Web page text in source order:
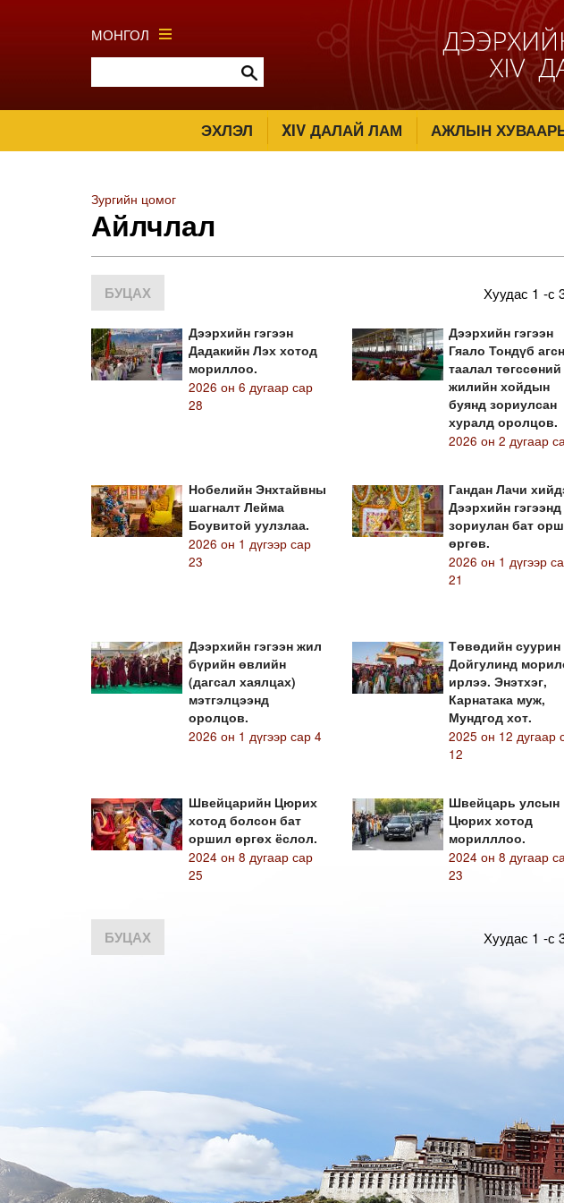
МОНГОЛ
ЭХЛЭЛ XIV ДАЛАЙ ЛАМ АЖЛЫН
Зургийн цомог
Айлчлал
БУЦАХ Хуудас 1 -с
Дээрхийн гэгээн
Дадакийн Лэх хотод
мориллоо.
2026 он 6 дугаар сар
28
Дээрхийн гэгээн
Гяало Тондүб
таалал төгссөний
жилийн хойдын
буянд зориулсан
хуралд оролцов.
2026 он 2 дугаар
Нобелийн Энхтайвны
шагналт Лейма
Боувитой уулзлаа.
2026 он 1 дүгээр сар
23
Гандан Лачи
Дээрхийн гэгээнд
зориулан бат
өргөв.
2026 он 1 дүгээр
21
Дээрхийн гэгээн жил
бүрийн өвлийн
(дагсал хаялцах)
мэтгэлцээнд
оролцов.
2026 он 1 дүгээр сар 4
Төвөдийн суурин
Дойгулинд
ирлээ. Энэтхэг,
Карнатака муж,
Мундгод хот.
2025 он 12 дугаар
12
Швейцарийн Цюрих
хотод болсон бат
оршил өргөх ёслол.
2024 он 8 дугаар сар
25
Швейцарь улсын
Цюрих хотод
морилллоо.
2024 он 8 дугаар
23
БУЦАХ Хуудас 1 -с